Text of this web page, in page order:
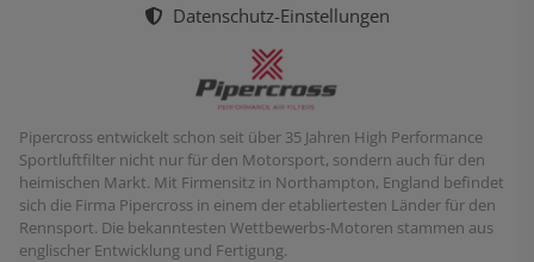
Datenschutz-Einstellungen
Pipercross entwickelt schon seit über 35 Jahren High Performance
Sportluftfilter nicht nur für den Motorsport, sondern auch für den
heimischen Markt. Mit Firmensitz in Northampton, England befindet
sich die Firma Pipercross in einem der etabliertesten Länder für den
Rennsport. Die bekanntesten Wettbewerbs-Motoren stammen aus
englischer Entwicklung und Fertigung.